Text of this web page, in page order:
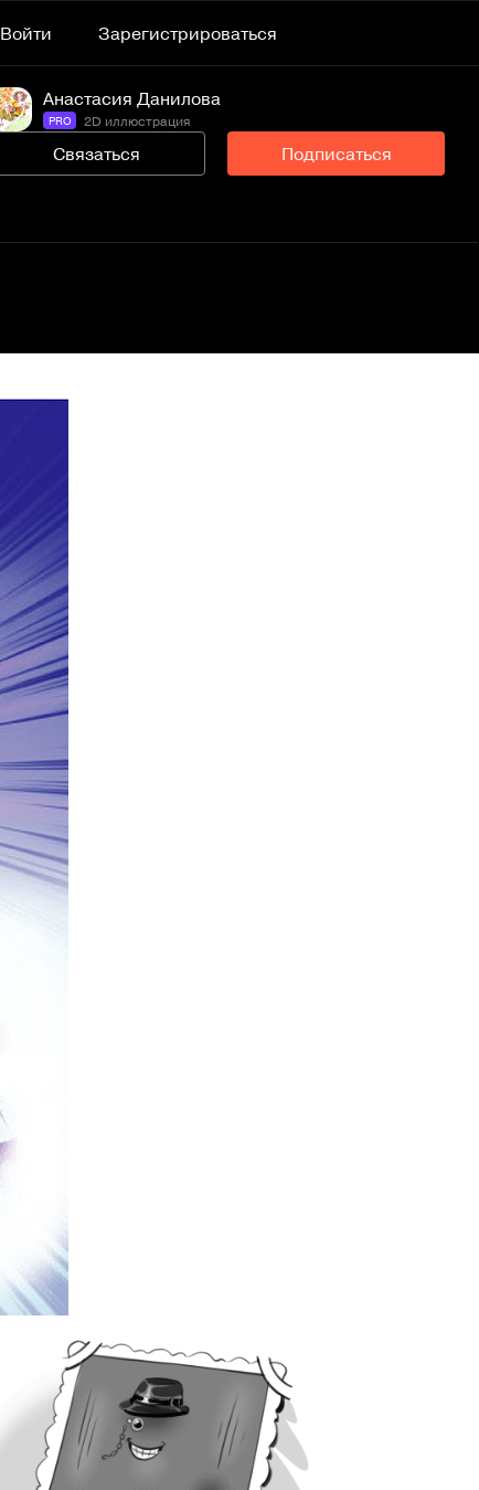
Войти Зарегистрироваться
Анастасия Данилова
PRO 2D иллюстрация
Связаться Подписаться